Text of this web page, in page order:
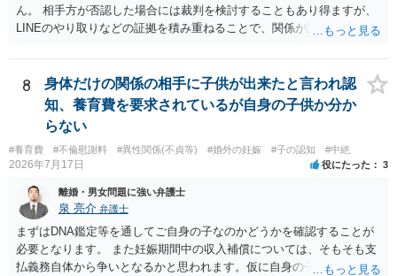
の見極めや，相手方は性交類似行為は認めているのか，それさえも否
定しているのかによって，考え方・進め方は変わってくると思いま
あれば，本人（行政書士でも同じだと思います。）への対応ではあま
り変わらないように思います。減額で折り合えるなら本人様の交渉で
もよいように思いますが，ゼロかどうかの観点であれば，訴訟に進む
しかなくなるようにも思います。そうしますと，お近くの弁護士に相
談して進めることを検討した方がよいようにも思います。
ん。 相手方が否認した場合には裁判を検討することもあり得ますが、
LINEのやり取りなどの証拠を積み重ねることで、関係が認定される余
個別の事情によりますので、お早めに弁護士に相談されることをおす
すめします。
8
身体だけの関係の相手に子供が出来たと言われ認
知、養育費を要求されているが自身の子供か分か
らない
#養育費 #不倫慰謝料 #異性関係(不貞等) #婚外の妊娠 #子の認知 #中絶
2026年7月17日 役にたった 3
離婚・男女問題に強い弁護士
泉 亮介 弁護士
まずはDNA鑑定等を通してご自身の子なのかどうかを確認することが
必要となります。 また妊娠期間中の収入補償については、そもそも支
払義務自体から争いとなるかと思われます。仮に自身の子であったと